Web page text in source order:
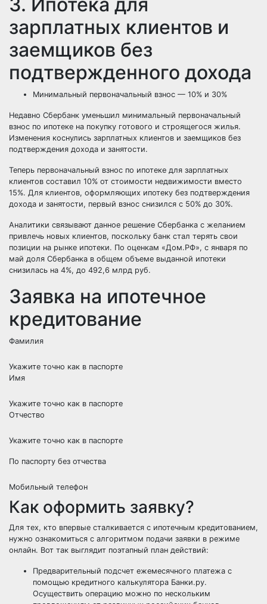
зарплатных клиентов и
заемщиков без
подтвержденного дохода
Минимальный первоначальный взнос — 10% и 30%
Недавно Сбербанк уменьшил минимальный первоначальный
взнос по ипотеке на покупку готового и строящегося жилья.
Изменения коснулись зарплатных клиентов и заемщиков без
подтверждения дохода и занятости.
Теперь первоначальный взнос по ипотеке для зарплатных
клиентов составил 10% от стоимости недвижимости вместо
15%. Для клиентов, оформляющих ипотеку без подтверждения
дохода и занятости, первый взнос снизился с 50% до 30%.
Аналитики связывают данное решение Сбербанка с желанием
привлечь новых клиентов, поскольку банк стал терять свои
позиции на рынке ипотеки. По оценкам «Дом.РФ», с января по
май доля Сбербанка в общем объеме выданной ипотеки
снизилась на 4%, до 492,6 млрд руб.
Заявка на ипотечное
кредитование
Фамилия
Укажите точно как в паспорте
Имя
Укажите точно как в паспорте
Отчество
Укажите точно как в паспорте
По паспорту без отчества
Мобильный телефон
Как оформить заявку?
Для тех, кто впервые сталкивается с ипотечным кредитованием,
нужно ознакомиться с алгоритмом подачи заявки в режиме
онлайн. Вот так выглядит поэтапный план действий:
Предварительный подсчет ежемесячного платежа с
помощью кредитного калькулятора Банки.ру.
Осуществить операцию можно по нескольким